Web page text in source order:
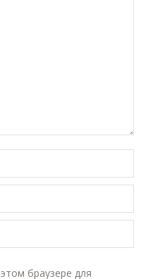
браузере для